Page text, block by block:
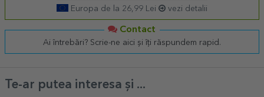
Europa de la 26,99 Lei vezi detalii
Contact
Ai întrebări? Scrie-ne aici și îți răspundem rapid.
Te-ar putea interesa și ...